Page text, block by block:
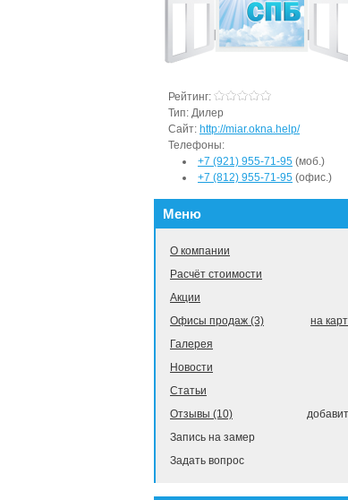
Рейтинг:
Тип: Дилер
Сайт: http://miar.okna.help/
Телефоны:
+7 (921) 955-71-95 (моб.)
+7 (812) 955-71-95 (офис.)
Меню
О компании
Расчёт стоимости
Акции
на
Офисы продаж (3)
Галерея
Новости
Статьи
Отзывы (10)
Запись на замер
Задать вопрос